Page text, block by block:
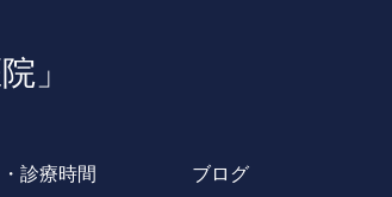
」
診療時間 ブログ